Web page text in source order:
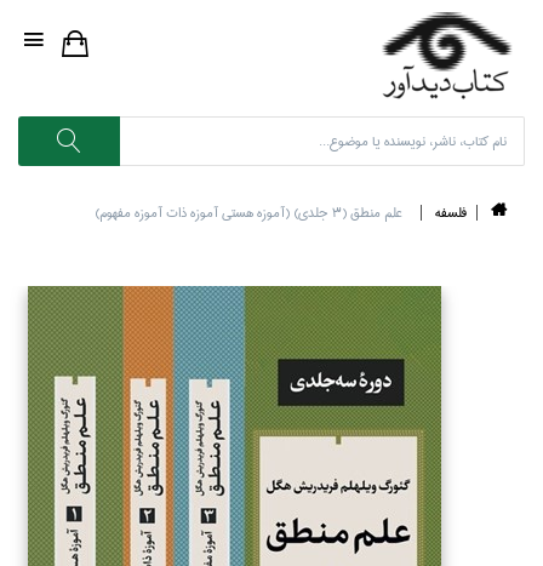
فلسفه علم منطق (3 جلدي) (آموزه هستي آموزه ذات آموزه مفهوم)